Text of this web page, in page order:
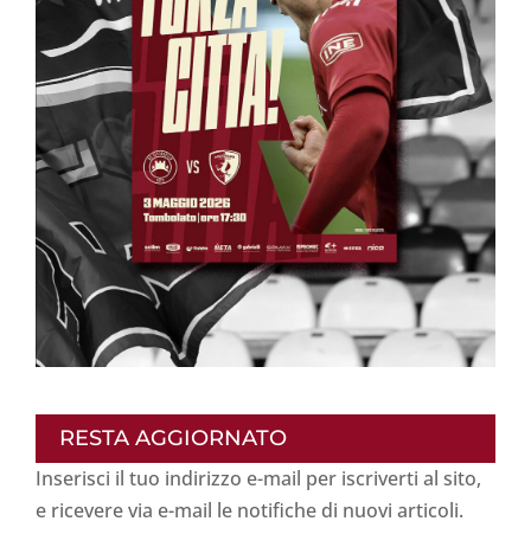
RESTA AGGIORNATO
Inserisci il tuo indirizzo e-mail per iscriverti al sito,
e ricevere via e-mail le notifiche di nuovi articoli.